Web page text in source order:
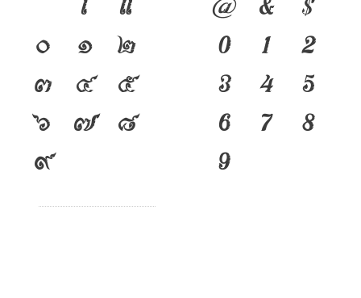
๐
๑
๒
๓
๔
๕
๖
๗ ๘
๙
0
1
2
3
4
5
6
7
8
9